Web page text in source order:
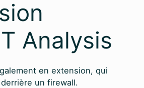
Analysis
en extension, qui
un firewall.